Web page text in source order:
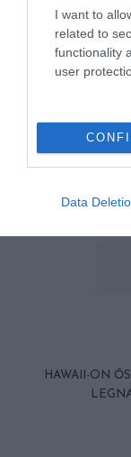
I want to
related to
functionality
user
Data
HAWAII-ON